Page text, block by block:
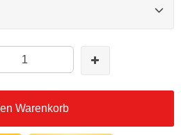
Warenkorb